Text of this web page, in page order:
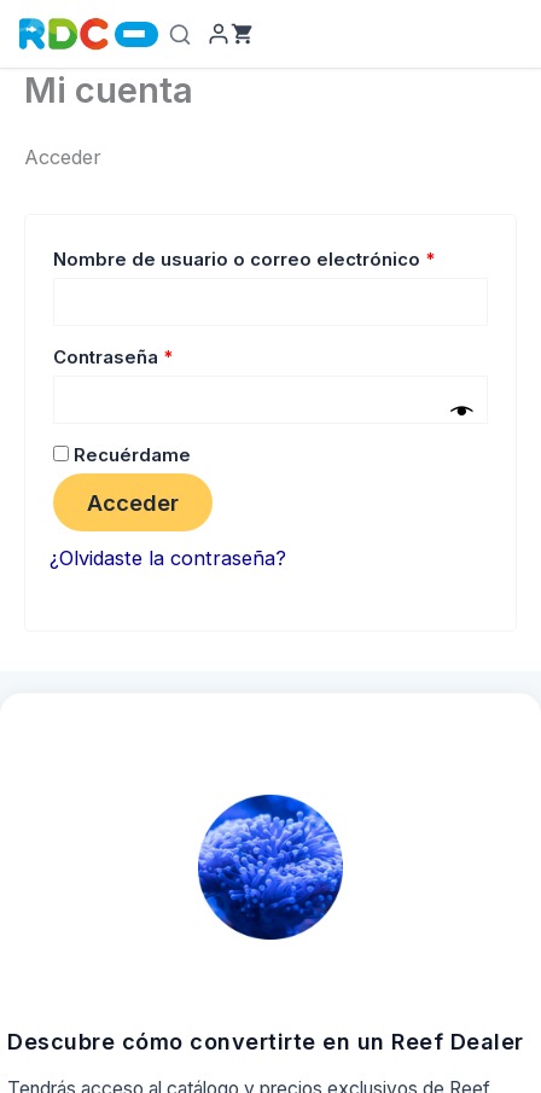
contenido
Mi cuenta
Acceder
Nombre de usuario o correo electrónico *
Contraseña *
Recuérdame
Acceder
¿Olvidaste la contraseña?
Descubre cómo convertirte en un Reef Dealer
Tendrás acceso al catálogo y precios exclusivos de Reef